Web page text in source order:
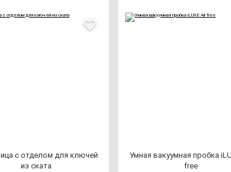
с от­де­лом для клю­чей
из ска­та
Умная ва­ку­ум­ная проб­ка
free